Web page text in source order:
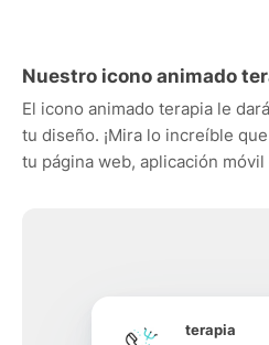
Nuestro icono animado
El icono animado terapia le
tu diseño. ¡Mira lo increíble
tu página web, aplicación
terapia